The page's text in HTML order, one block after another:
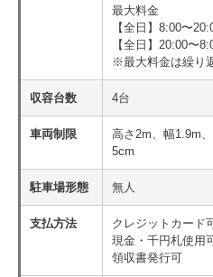
最大料金
【全日】8:00〜
【全日】20:00〜
※最大料金は繰り
収容台数 4台
車両制限
高さ2m、幅1.9m
5cm
駐車場形態 無人
支払方法
クレジットカード
現金・千円札使用
領収書発行可